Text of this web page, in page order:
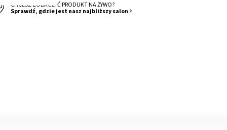
CHCESZ ZOBACZYĆ PRODUKT NA ŻYWO?
Sprawdź, gdzie jest nasz najbliższy salon